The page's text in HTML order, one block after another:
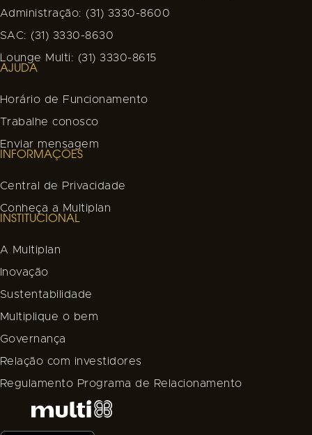
Administração: (31) 3330-8600
SAC: (31) 3330-8630
Lounge Multi: (31) 3330-8615
AJUDA
Horário de Funcionamento
Trabalhe conosco
Enviar mensagem
INFORMAÇÕES
Central de Privacidade
Conheça a Multiplan
INSTITUCIONAL
A Multiplan
Inovação
Sustentabilidade
Multiplique o bem
Governança
Relação com investidores
Regulamento Programa de Relacionamento